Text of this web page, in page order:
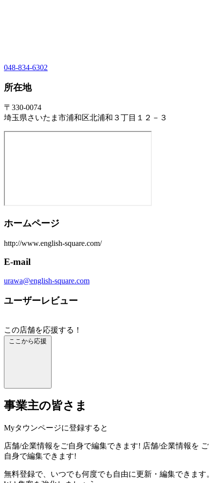
048-834-6302
所在地
〒330-0074
埼玉県さいたま市浦和区北浦和３丁目１２－３
ホームページ
http://www.english-square.com/
E-mail
urawa@english-square.com
ユーザーレビュー
この店舗を応援する！
ここから応援
事業主の皆さま
Myタウンページに登録すると
店舗/企業情報をご自身で編集できます! 店舗/企業情報を ご
自身で編集できます!
無料登録で、いつでも何度でも自由に更新・編集できます。